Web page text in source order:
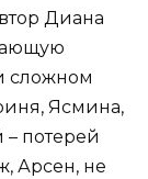
Диана
сложном
Ясмина,
– потерей
Арсен, не